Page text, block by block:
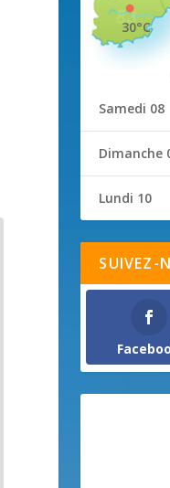
30°C
Samedi 08
Dimanche
Lundi 10
SUIVEZ-